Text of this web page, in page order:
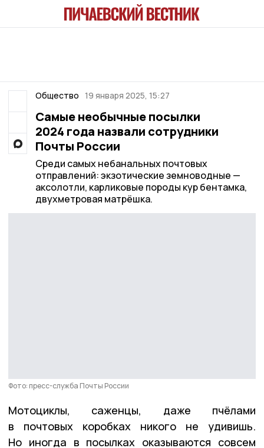
Общество 19 января 2025, 15:27
Самые необычные посылки
2024 года назвали сотрудники
Почты России
Среди самых небанальных почтовых
отправлений: экзотические земноводные —
аксолотли, карликовые породы кур бентамка,
двухметровая матрёшка.
Фото: пресс-служба Почты России
Мотоциклы, саженцы, даже пчёлами
в почтовых коробках никого не удивишь.
Но иногда в посылках оказываются совсем